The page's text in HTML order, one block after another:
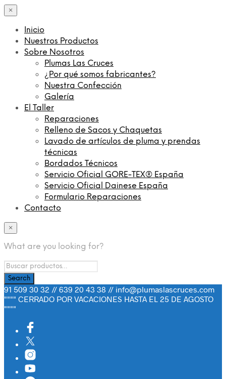
×
Inicio
Nuestros Productos
Sobre Nosotros
Plumas Las Cruces
¿Por qué somos fabricantes?
Nuestra Confección
Galería
El Taller
Reparaciones
Relleno de Sacos y Chaquetas
Lavado de artículos de pluma y prendas
técnicas
Bordados Técnicos
Servicio Oficial GORE-TEX® España
Servicio Oficial Dainese España
Formulario Reparaciones
Contacto
×
What are you looking for?
91 509 30 32 // 639 20 43 38 // info@plumaslascruces.com
"""" CERRADO POR VACACIONES HASTA EL 25 DE AGOSTO
""""